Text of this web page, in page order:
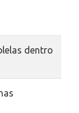
dentro